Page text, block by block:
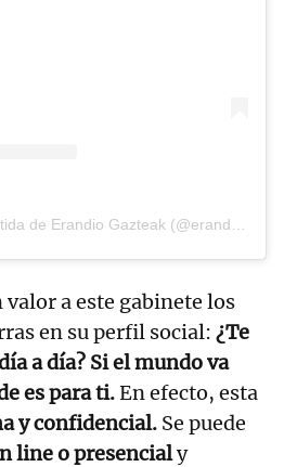
valor a este gabinete los
en su perfil social: ¿Te
a día? Si el mundo va
es para ti.En efecto, esta
y confidencial. Se puede
line o presencialy